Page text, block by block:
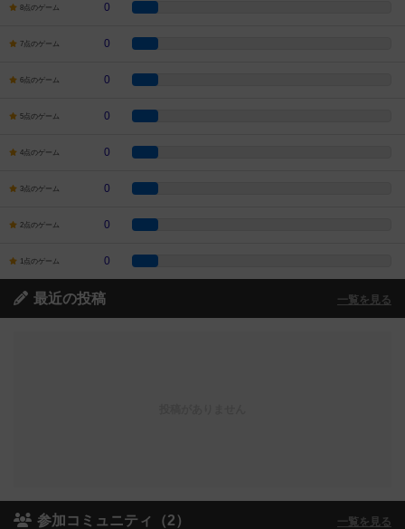
8点のゲーム 0
7点のゲーム 0
6点のゲーム 0
5点のゲーム 0
4点のゲーム 0
3点のゲーム 0
2点のゲーム 0
1点のゲーム 0
最近の投稿 一覧を見る
参加コミュニティ（2） 一覧を見る